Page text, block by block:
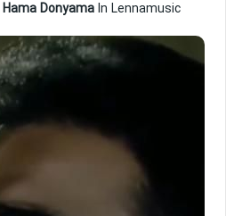
Hama DonyamaIn Lennamusic